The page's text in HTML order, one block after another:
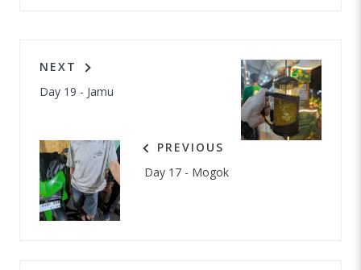
NEXT
Day 19 - Jamu
PREVIOUS
Day 17 - Mogok